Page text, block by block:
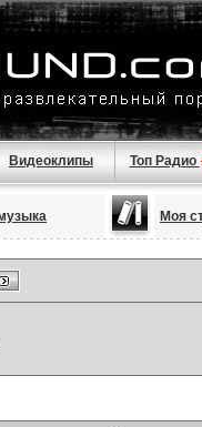
Видеоклипы Топ Радио
Моя